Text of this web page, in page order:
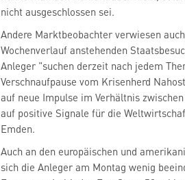
nicht ausgeschlossen sei.
Andere Marktbeobachter verwiesen
Wochenverlauf anstehenden
Anleger "suchen derzeit nach jedem
Verschnaufpause vom Krisenherd
auf neue Impulse im Verhältnis
auf positive Signale für die
Emden.
Auch an den europäischen und
sich die Anleger am Montag wenig